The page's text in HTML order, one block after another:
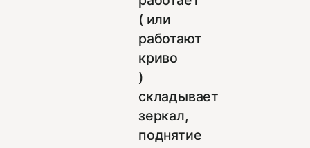
( или
работают
криво
)
складывает
зеркал,
поднятие